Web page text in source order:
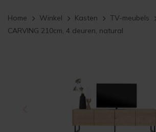
Home Winkel Kasten TV-meubels
CARVING 210cm, 4 deuren, natural